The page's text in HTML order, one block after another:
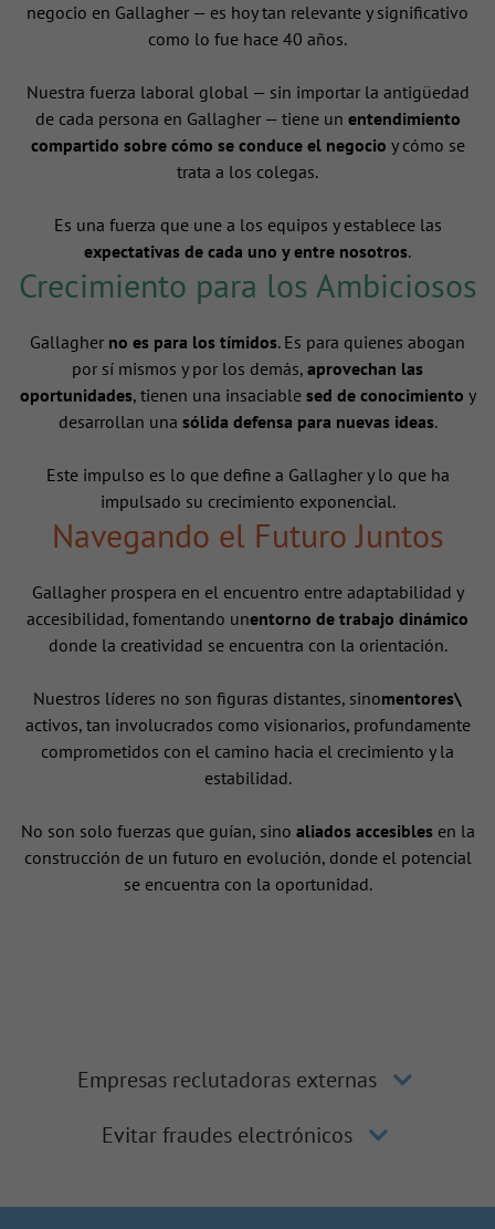
negocio en Gallagher — es hoy tan relevante y significativo
como lo fue hace 40 años.
Nuestra fuerza laboral global — sin importar la antigüedad
de cada persona en Gallagher — tiene un entendimiento
compartido sobre cómo se conduce el negocio y cómo se
trata a los colegas.
Es una fuerza que une a los equipos y establece las
expectativas de cada uno y entre nosotros.
Crecimiento para los Ambiciosos
Gallagher no es para los tímidos. Es para quienes abogan
por sí mismos y por los demás, aprovechan las
oportunidades, tienen una insaciable sed de conocimiento y
desarrollan una sólida defensa para nuevas ideas.
Este impulso es lo que define a Gallagher y lo que ha
impulsado su crecimiento exponencial.
Navegando el Futuro Juntos
Gallagher prospera en el encuentro entre adaptabilidad y
accesibilidad, fomentando unentorno de trabajo dinámico
donde la creatividad se encuentra con la orientación.
Nuestros líderes no son figuras distantes, sinomentores\
activos, tan involucrados como visionarios, profundamente
comprometidos con el camino hacia el crecimiento y la
estabilidad.
No son solo fuerzas que guían, sino aliados accesiblesen la
construcción de un futuro en evolución, donde el potencial
se encuentra con la oportunidad.
Empresas reclutadoras externas
Evitar fraudes electrónicos